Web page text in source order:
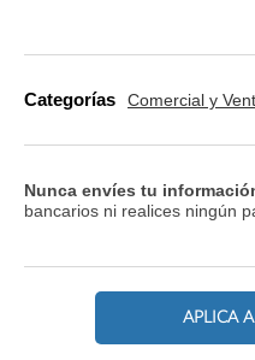
Categorías Comercial y
Nunca envíes tu
bancarios ni realices ningún
APLICA